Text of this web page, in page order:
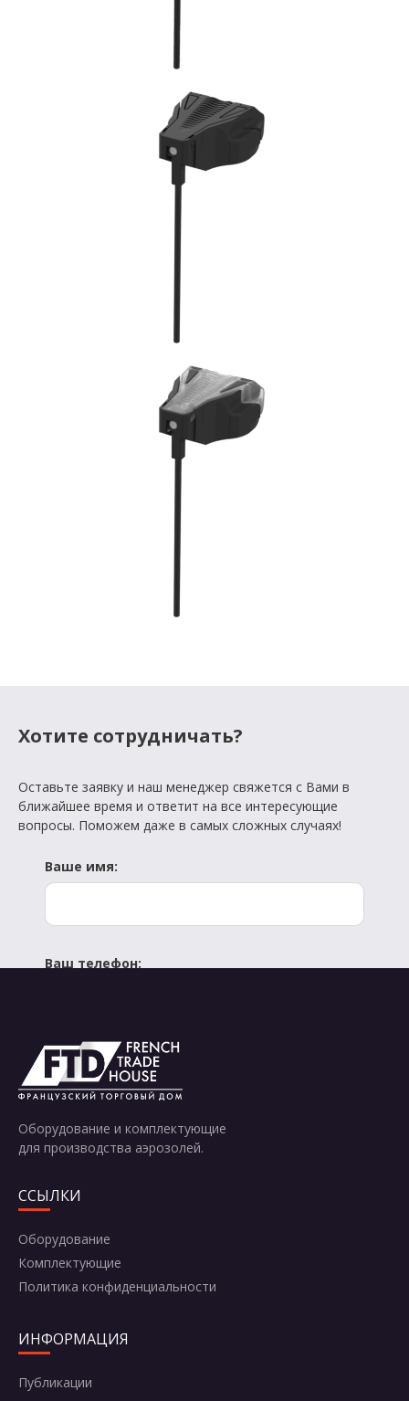
Хотите сотрудничать?
Оставьте заявку и наш менеджер свяжется с Вами в
ближайшее время и ответит на все интересующие
вопросы. Поможем даже в самых сложных случаях!
Ваше имя:
Ваш телефон:
Отправить
Оборудование и комплектующие
для производства аэрозолей.
ССЫЛКИ
Оборудование
Комплектующие
Политика конфиденциальности
ИНФОРМАЦИЯ
Публикации